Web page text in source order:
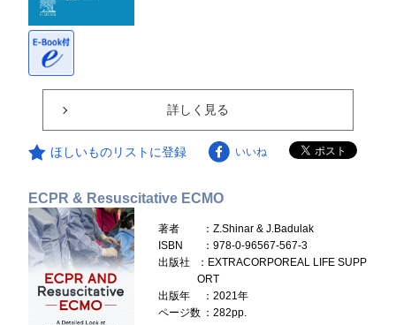
詳しく見る
ほしいものリストに登録 いいね
ECPR & Resuscitative ECMO
著者
：Z.Shinar & J.Badulak
ISBN
：978-0-96567-567-3
出版社
：EXTRACORPOREAL LIFE SUPP
ORT
出版年
：2021年
ページ数 ：282pp.